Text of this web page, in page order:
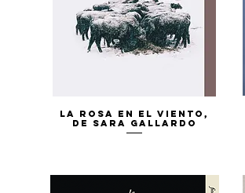
Vista rápida
La rosa en el viento,
de Sara Gallardo